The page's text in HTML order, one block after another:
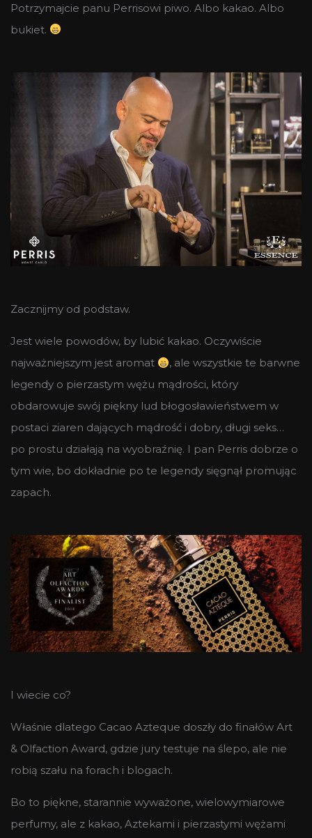
Potrzymajcie panu Perrisowi piwo. Albo kakao. Albo
bukiet.
Zacznijmy od podstaw.
Jest wiele powodów, by lubić kakao. Oczywiście
najważniejszym jest aromat
, ale wszystkie te barwne
legendy o pierzastym wężu mądrości, który
obdarowuje swój piękny lud błogosławieństwem w
postaci ziaren dających mądrość i dobry, długi seks…
po prostu działają na wyobraźnię. I pan Perris dobrze o
tym wie, bo dokładnie po te legendy sięgnął promując
zapach.
I wiecie co?
Właśnie dlatego Cacao Azteque doszły do finałów Art
& Olfaction Award, gdzie jury testuje na ślepo, ale nie
robią szału na forach i blogach.
Bo to piękne, starannie wyważone, wielowymiarowe
perfumy, ale z kakao, Aztekami i pierzastymi wężami